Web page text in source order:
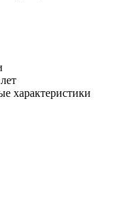
характеристики